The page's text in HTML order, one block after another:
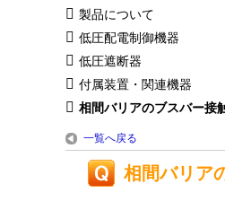
製品について
低圧配電制御機器
低圧遮断器
付属装置・関連機器
相間バリアのブスバー接
一覧へ戻る
相間バリア